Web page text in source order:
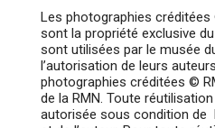
Les photographies
sont la propriété exclusive
sont utilisées par le musée
l’autorisation de leurs
photographies créditées ©
de la RMN. Toute
autorisée sous condition de